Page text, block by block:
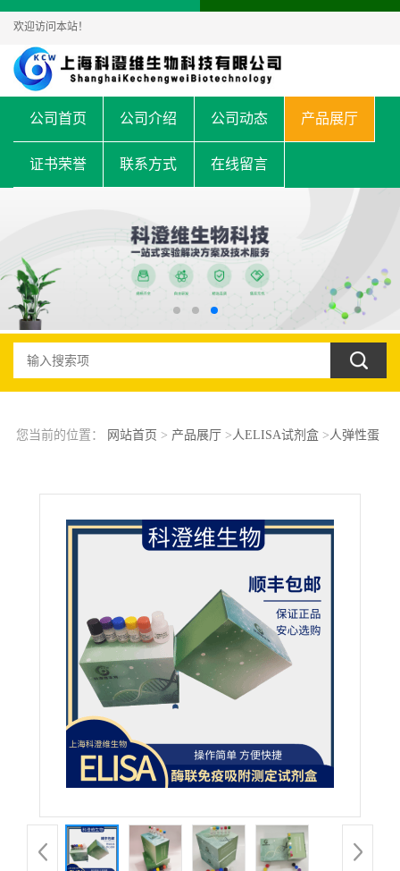
欢迎访问本站！
公司首页 公司介绍 公司动态 产品展厅
证书荣誉 联系方式 在线留言
您当前的位置： 网站首页 > 产品展厅> 人ELISA试剂盒> 人弹性蛋